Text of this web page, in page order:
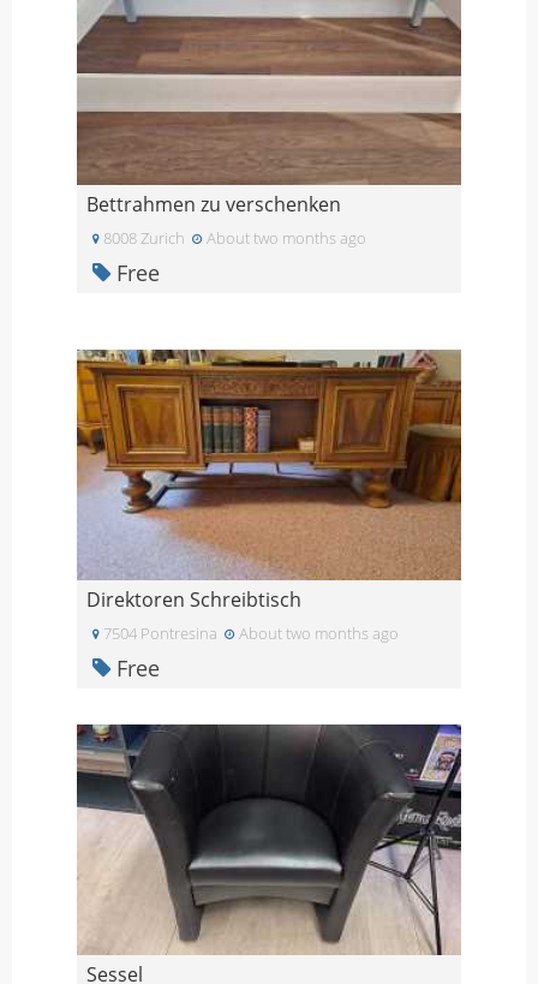
Bettrahmen zu verschenken
8008 Zurich About two months ago
Free
Direktoren Schreibtisch
7504 Pontresina About two months ago
Free
Sessel